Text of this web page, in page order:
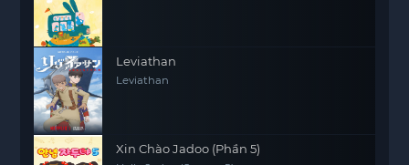
Leviathan
Leviathan
Xin Chào Jadoo (Phần 5)